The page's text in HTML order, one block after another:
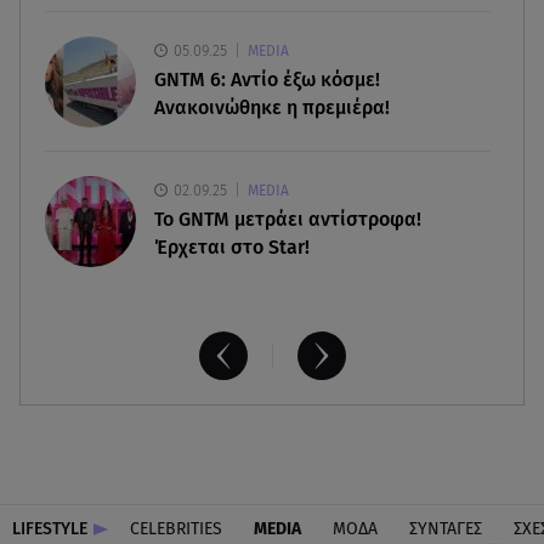
08.08.26 , 10:47
Γουίλιαμ Όρμπιτ: Πέθανε στα 69 ο παραγωγός
και συνεργάτης της Μαντόνα
05.09.25 MEDIA
GNTM 6: Αντίο έξω κόσμε!
Ανακοινώθηκε η πρεμιέρα!
02.09.25 MEDIA
Το GNTM μετράει αντίστροφα!
Έρχεται στο Star!
LIFESTYLE CELEBRITIES MEDIA ΜΟΔΑ ΣΥΝΤΑΓΕΣ